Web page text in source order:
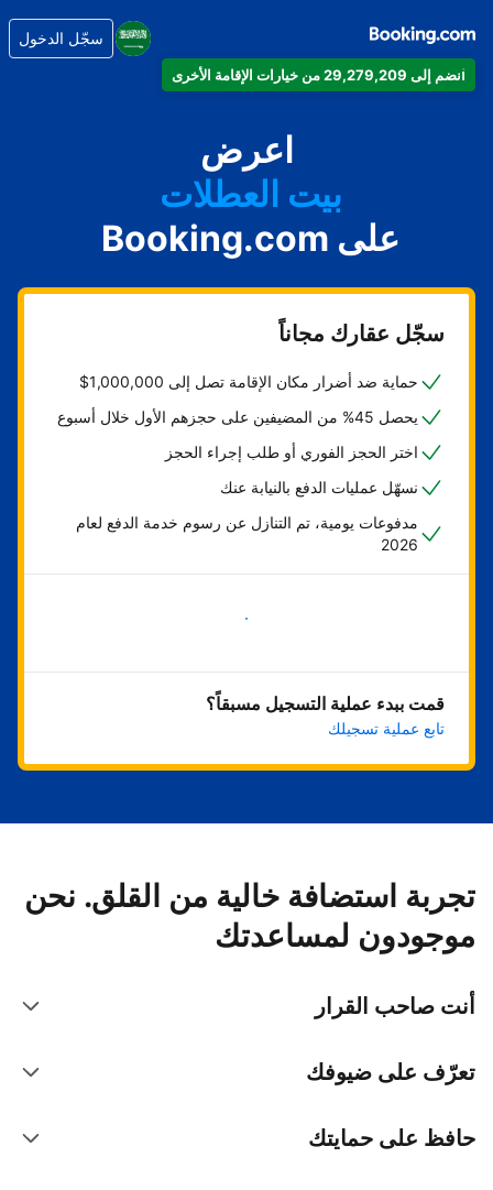
انضم إلى 29,279,209 من خيارات الإقامة الأخرى
سجّل الدخول
اعرض
شقتك
فندقك
بيت العطلات
شقتك الفندقية
منتجعك
على Booking.com
سجّل عقارك مجاناً
حماية ضد أضرار مكان الإقامة تصل إلى 1,000,000$
يحصل 45% من المضيفين على حجزهم الأول خلال أسبوع
اختر الحجز الفوري أو طلب إجراء الحجز
نسهّل عمليات الدفع بالنيابة عنك
مدفوعات يومية، تم التنازل عن رسوم خدمة الدفع لعام
2026
ابدأ الآن
قمت ببدء عملية التسجيل مسبقاً؟
تابع عملية تسجيلك
تجربة استضافة خالية من القلق. نحن
موجودون لمساعدتك
أنت صاحب القرار
تعرّف على ضيوفك
حافظ على حمايتك